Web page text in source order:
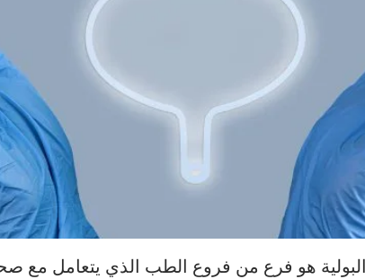
هو فرع من فروع الطب الذي يتعامل مع صحة